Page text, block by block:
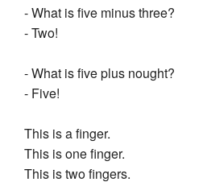
- What is five minus three?
- Two!
- What is five plus nought?
- Five!
This is a finger.
This is one finger.
This is two fingers.